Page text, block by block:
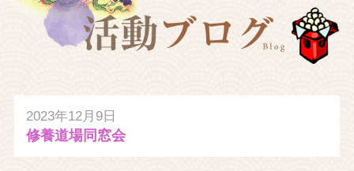
2023年12月9日
修養道場同窓会